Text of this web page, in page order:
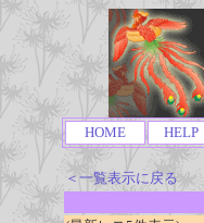
HOME HELP
＜一覧表示に戻る